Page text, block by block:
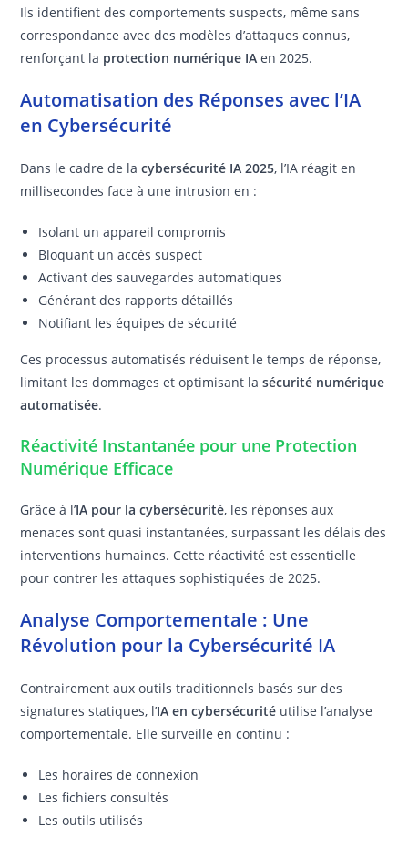
Ils identifient des comportements suspects, même sans
correspondance avec des modèles d’attaques connus,
renforçant la protection numérique IA en 2025.
Automatisation des Réponses avec l’IA
en Cybersécurité
Dans le cadre de lacybersécurité IA 2025, l’IA réagit en
millisecondes face à une intrusion en :
Isolant un appareil compromis
Bloquant un accès suspect
Activant des sauvegardes automatiques
Générant des rapports détaillés
Notifiant les équipes de sécurité
Ces processus automatisés réduisent le temps de réponse,
limitant les dommages et optimisant lasécurité numérique
automatisée.
Réactivité Instantanée pour une Protection
Numérique Efficace
Grâce à l’IA pour la cybersécurité, les réponses aux
menaces sont quasi instantanées, surpassant les délais des
interventions humaines. Cette réactivité est essentielle
pour contrer les attaques sophistiquées de 2025.
Analyse Comportementale : Une
Révolution pour la Cybersécurité IA
Contrairement aux outils traditionnels basés sur des
signatures statiques, l’IA en cybersécurité utilise l’analyse
comportementale. Elle surveille en continu :
Les horaires de connexion
Les fichiers consultés
Les outils utilisés